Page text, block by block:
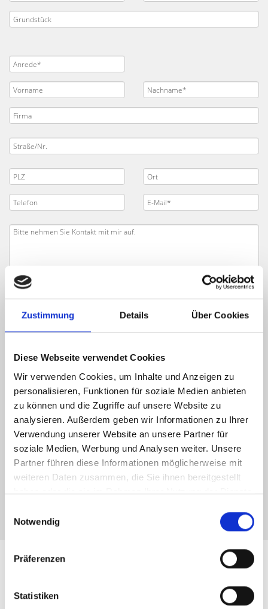
Zustimmung Details Über Cookies
Diese Webseite verwendet Cookies
Wir verwenden Cookies, um Inhalte und Anzeigen zu
personalisieren, Funktionen für soziale Medien anbieten
zu können und die Zugriffe auf unsere Website zu
analysieren. Außerdem geben wir Informationen zu Ihrer
Verwendung unserer Website an unsere Partner für
soziale Medien, Werbung und Analysen weiter. Unsere
Partner führen diese Informationen möglicherweise mit
weiteren Daten zusammen, die Sie ihnen bereitgestellt
haben oder die sie im Rahmen Ihrer Nutzung der Dienste
Notwendig
Präferenzen
Statistiken
Ich habe dieDatenschutzerklärungzur Kenntnis genommen. Ich stimme
zu, dass meine Angaben und Daten zur Beantwortung meiner Anfrage
elektronisch erhoben und gespeichert werden.
Hinweis: Sie können Ihre Einwilligung jederzeit für die Zukunft per E-Mail
an info@hegerich-immobilien.de widerrufen. *
* Pflichtfelder
Immobilien-Verkäufer in